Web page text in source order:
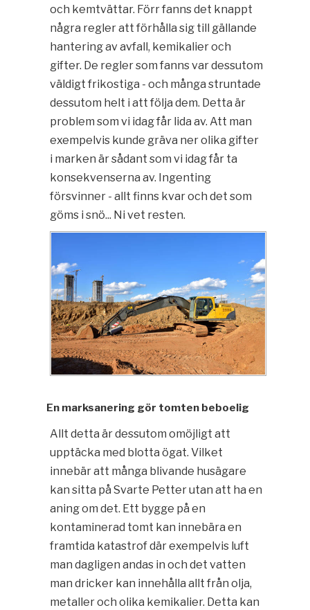
och kemtvättar. Förr fanns det knappt
några regler att förhålla sig till gällande
hantering av avfall, kemikalier och
gifter. De regler som fanns var dessutom
väldigt frikostiga - och många struntade
dessutom helt i att följa dem. Detta är
problem som vi idag får lida av. Att man
exempelvis kunde gräva ner olika gifter
i marken är sådant som vi idag får ta
konsekvenserna av. Ingenting
försvinner - allt finns kvar och det som
göms i snö... Ni vet resten.
En marksanering gör tomten beboelig
Allt detta är dessutom omöjligt att
upptäcka med blotta ögat. Vilket
innebär att många blivande husägare
kan sitta på Svarte Petter utan att ha en
aning om det. Ett bygge på en
kontaminerad tomt kan innebära en
framtida katastrof där exempelvis luft
man dagligen andas in och det vatten
man dricker kan innehålla allt från olja,
metaller och olika kemikalier. Detta kan